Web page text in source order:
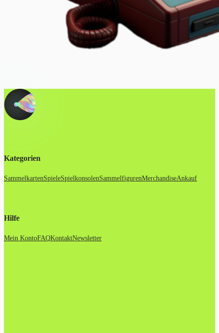
Kategorien
SammelkartenSpieleSpielkonsolenSammelfigurenMerchandiseAnkauf
Hilfe
Mein KontoFAQKontaktNewsletter